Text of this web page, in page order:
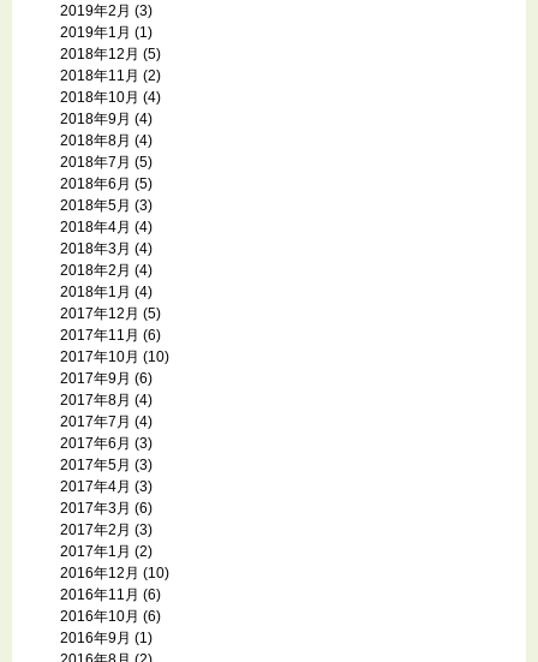
2019年2月 (3)
2019年1月 (1)
2018年12月 (5)
2018年11月 (2)
2018年10月 (4)
2018年9月 (4)
2018年8月 (4)
2018年7月 (5)
2018年6月 (5)
2018年5月 (3)
2018年4月 (4)
2018年3月 (4)
2018年2月 (4)
2018年1月 (4)
2017年12月 (5)
2017年11月 (6)
2017年10月 (10)
2017年9月 (6)
2017年8月 (4)
2017年7月 (4)
2017年6月 (3)
2017年5月 (3)
2017年4月 (3)
2017年3月 (6)
2017年2月 (3)
2017年1月 (2)
2016年12月 (10)
2016年11月 (6)
2016年10月 (6)
2016年9月 (1)